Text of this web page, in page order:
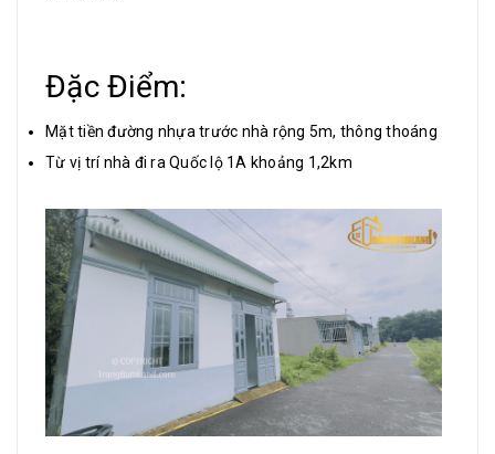
Đặc Điểm:
Mặt tiền đường nhựa trước nhà rộng 5m, thông thoáng
Từ vị trí nhà đi ra Quốc lộ 1A khoảng 1,2km